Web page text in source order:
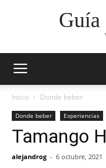
Guía
Inicio Donde beber
Donde beber Experiencias
Tamango
alejandrog - 6 octubre, 2021